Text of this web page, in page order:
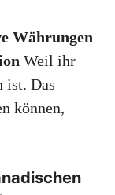
Währungen
Weil ihr
ist. Das
können,